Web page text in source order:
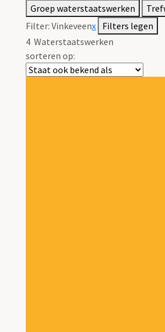
Groep waterstaatswerken
Filter: Vinkeveenx Filters legen
4 Waterstaatswerken
sorteren op: